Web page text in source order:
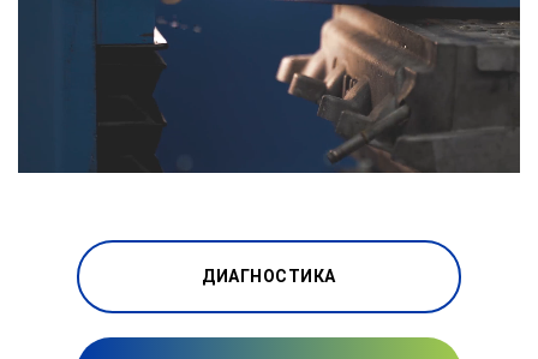
ДИАГНОСТИКА